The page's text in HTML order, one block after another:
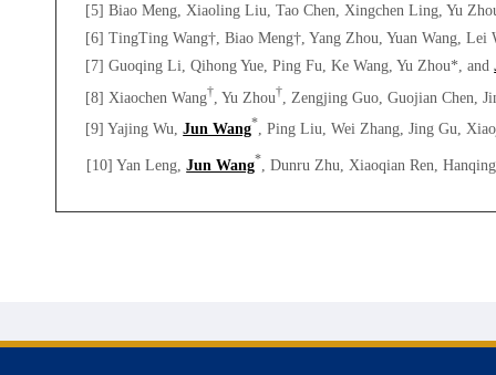
[5] Biao Meng, Xiaoling Liu, Tao Chen, Xingchen Ling, Yu
[6] TingTing Wang†, Biao Meng†, Yang Zhou, Yuan Wang,
[7] Guoqing Li, Qihong Yue, Ping Fu, Ke Wang, Yu Zhou*, and
[8] Xiaochen Wang† , Yu Zhou† , Zengjing Guo, Guojian Chen,
[9] Yajing Wu,Jun Wang*, Ping Liu, Wei Zhang, Jing Gu,
[10] Yan Leng,Jun Wang* , Dunru Zhu, Xiaoqian Ren,